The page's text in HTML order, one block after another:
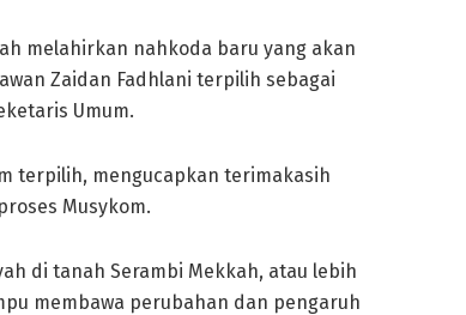
melahirkan nahkoda baru yang akan
Zaidan Fadhlani terpilih sebagai
Umum.
terpilih, mengucapkan terimakasih
Musykom.
di tanah Serambi Mekkah, atau lebih
membawa perubahan dan pengaruh